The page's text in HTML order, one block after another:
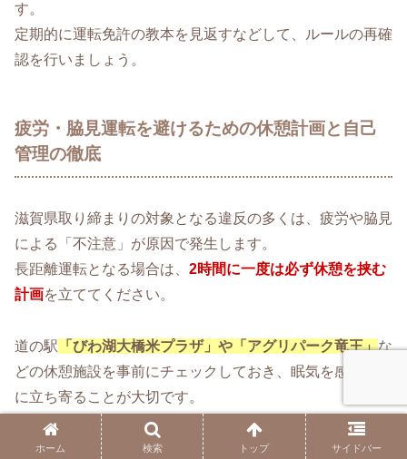
す。
定期的に運転免許の教本を見返すなどして、ルールの再確
認を行いましょう。
疲労・脇見運転を避けるための休憩計画と自己
管理の徹底
滋賀県取り締まりの対象となる違反の多くは、疲労や脇見
による「不注意」が原因で発生します。
長距離運転となる場合は、 2時間に一度は必ず休憩を挟む
計画を立ててください。
道の駅 「びわ湖大橋米プラザ」や「アグリパーク竜王」な
どの休憩施設を事前にチェックしておき、眠気を感じる前
に立ち寄ることが大切です。
運転中の携帯電話やカーナビの操作は、脇見運転に直結す
るため、必ず安全な場所に停車してから行うようにしまし
ホーム 検索 トップ サイドバー